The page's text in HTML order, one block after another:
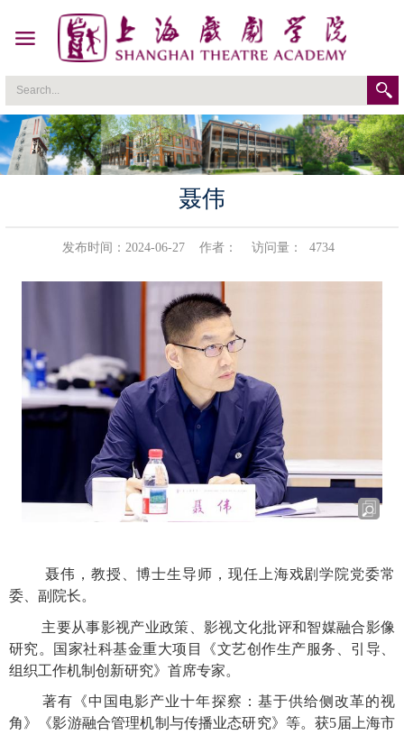
聂伟
发布时间：2024-06-27 作者： 访问量： 4734
聂伟，教授、博士生导师，现任上海戏剧学院党委常
委、副院长。
主要从事影视产业政策、影视文化批评和智媒融合影像
研究。国家社科基金重大项目《文艺创作生产服务、引导、
组织工作机制创新研究》首席专家。
著有《中国电影产业十年探察：基于供给侧改革的视
角》《影游融合管理机制与传播业态研究》等。获5届上海市